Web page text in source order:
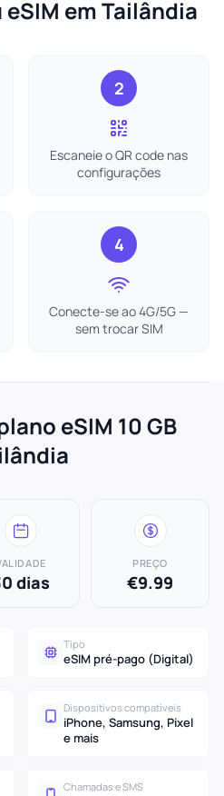
em Tailândia
2
Escaneie o QR code nas
configurações
4
Conecte-se ao 4G/5G —
sem trocar SIM
eSIM 10 GB
dias
PREÇO
€9.99
Tipo
eSIM pré-pago (Digital)
Dispositivos compatíveis
iPhone, Samsung, Pixel
e mais
Chamadas e SMS